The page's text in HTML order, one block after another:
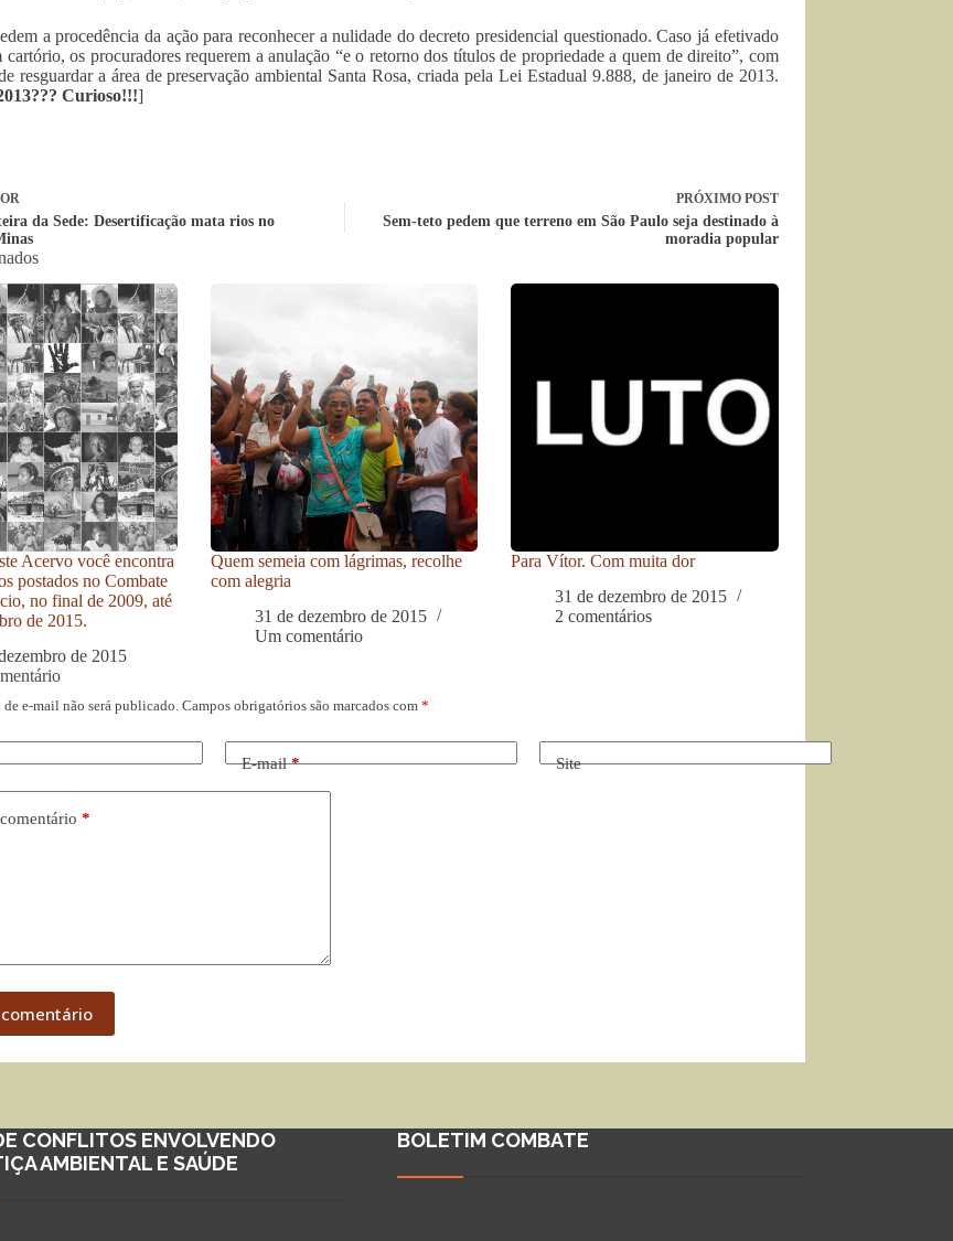
a procedência da ação para reconhecer a nulidade do decreto presidencial questionado. Caso já efetivado
cartório, os procuradores requerem a anulação “e o retorno dos títulos de propriedade a quem de direito”, com
resguardar a área de preservação ambiental Santa Rosa, criada pela Lei Estadual 9.888, de janeiro de 2013.
Curioso!!!]
da Sede: Desertificação mata rios no
PRÓXIMO POST
Sem-teto pedem que terreno em São Paulo seja destinado à
moradia popular
Acervo você encontra
postados no Combate
no final de 2009, até
de 2015.
de 2015
Quem semeia com lágrimas, recolhe
com alegria
31 de dezembro de 2015
Um comentário
Para Vítor. Com muita dor
31 de dezembro de 2015
2 comentários
de e-mail não será publicado. Campos obrigatórios são marcados com *
E-mail* Site
*
CONFLITOS ENVOLVENDO
AMBIENTAL E SAÚDE
BOLETIM COMBATE